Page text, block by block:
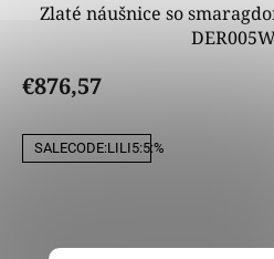
Zlaté náušnice so
€876,57
SALECODE:LILI5:5:%